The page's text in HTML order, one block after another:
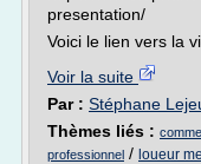
presentation/
Voici le lien vers la
Voir la suite
Par : Stéphane
Thèmes liés :
professionnel / loueur